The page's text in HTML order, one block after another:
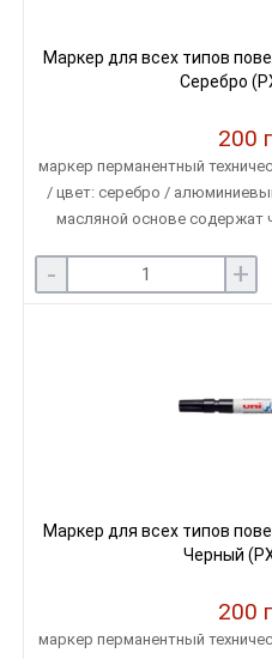
Маркер для всех типов
Серебро
200
маркер перманентный
/ цвет: серебро /
масляной основе содержат
- +
Маркер для всех типов
Черный
200
маркер перманентный